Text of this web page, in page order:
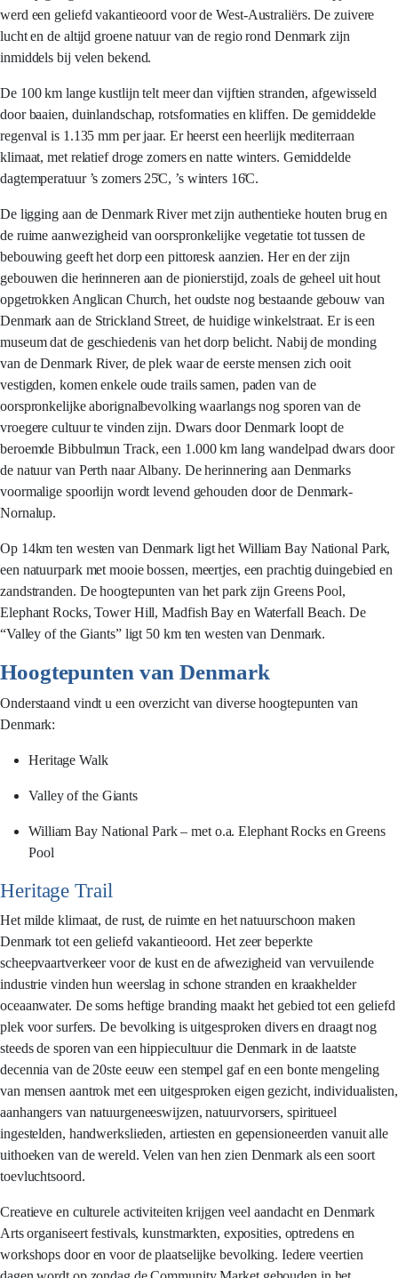
werd een geliefd vakantieoord voor de West-Australiërs. De zuivere
lucht en de altijd groene natuur van de regio rond Denmark zijn
inmiddels bij velen bekend.
De 100 km lange kustlijn telt meer dan vijftien stranden, afgewisseld
door baaien, duinlandschap, rotsformaties en kliffen. De gemiddelde
regenval is 1.135 mm per jaar. Er heerst een heerlijk mediterraan
klimaat, met relatief droge zomers en natte winters. Gemiddelde
dagtemperatuur ’s zomers 25̊C, ’s winters 16̊C.
De ligging aan de Denmark River met zijn authentieke houten brug en
de ruime aanwezigheid van oorspronkelijke vegetatie tot tussen de
bebouwing geeft het dorp een pittoresk aanzien. Her en der zijn
gebouwen die herinneren aan de pionierstijd, zoals de geheel uit hout
opgetrokken Anglican Church, het oudste nog bestaande gebouw van
Denmark aan de Strickland Street, de huidige winkelstraat. Er is een
museum dat de geschiedenis van het dorp belicht. Nabij de monding
van de Denmark River, de plek waar de eerste mensen zich ooit
vestigden, komen enkele oude trails samen, paden van de
oorspronkelijke aborignalbevolking waarlangs nog sporen van de
vroegere cultuur te vinden zijn. Dwars door Denmark loopt de
beroemde Bibbulmun Track, een 1.000 km lang wandelpad dwars door
de natuur van Perth naar Albany. De herinnering aan Denmarks
voormalige spoorlijn wordt levend gehouden door de Denmark-
Nornalup.
Op 14km ten westen van Denmark ligt het William Bay National Park,
een natuurpark met mooie bossen, meertjes, een prachtig duingebied en
zandstranden. De hoogtepunten van het park zijn Greens Pool,
Elephant Rocks, Tower Hill, Madfish Bay en Waterfall Beach. De
“Valley of the Giants” ligt 50 km ten westen van Denmark.
Hoogtepunten van Denmark
Onderstaand vindt u een overzicht van diverse hoogtepunten van
Denmark:
Heritage Walk
Valley of the Giants
William Bay National Park – met o.a. Elephant Rocks en Greens
Pool
Heritage Trail
Het milde klimaat, de rust, de ruimte en het natuurschoon maken
Denmark tot een geliefd vakantieoord. Het zeer beperkte
scheepvaartverkeer voor de kust en de afwezigheid van vervuilende
industrie vinden hun weerslag in schone stranden en kraakhelder
oceaanwater. De soms heftige branding maakt het gebied tot een geliefd
plek voor surfers. De bevolking is uitgesproken divers en draagt nog
steeds de sporen van een hippiecultuur die Denmark in de laatste
decennia van de 20ste eeuw een stempel gaf en een bonte mengeling
van mensen aantrok met een uitgesproken eigen gezicht, individualisten,
aanhangers van natuurgeneeswijzen, natuurvorsers, spiritueel
ingestelden, handwerkslieden, artiesten en gepensioneerden vanuit alle
uithoeken van de wereld. Velen van hen zien Denmark als een soort
toevluchtsoord.
Creatieve en culturele activiteiten krijgen veel aandacht en Denmark
Arts organiseert festivals, kunstmarkten, exposities, optredens en
workshops door en voor de plaatselijke bevolking. Iedere veertien